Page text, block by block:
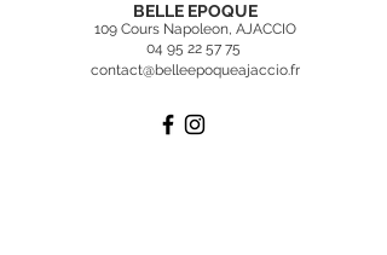
BELLE EPOQUE
109 Cours Napoleon, AJACCIO
04 95 22 57 75
contact@belleepoqueajaccio.fr